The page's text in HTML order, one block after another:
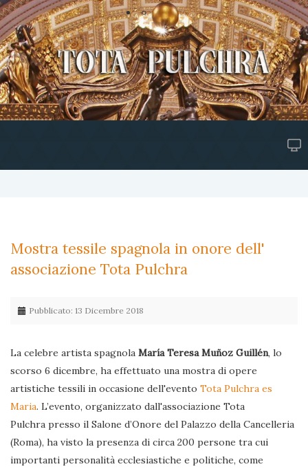
Mostra tessile spagnola in onore dell'
associazione Tota Pulchra
Pubblicato: 13 Dicembre 2018
La celebre artista spagnola María Teresa Muñoz Guillén, lo
scorso 6 dicembre, ha effettuato una mostra di opere
artistiche tessili in occasione dell'evento Tota Pulchra es
Maria. L’evento, organizzato dall'associazione Tota
Pulchra presso il Salone d’Onore del Palazzo della Cancelleria
(Roma), ha visto la presenza di circa 200 persone tra cui
importanti personalità ecclesiastiche e politiche, come